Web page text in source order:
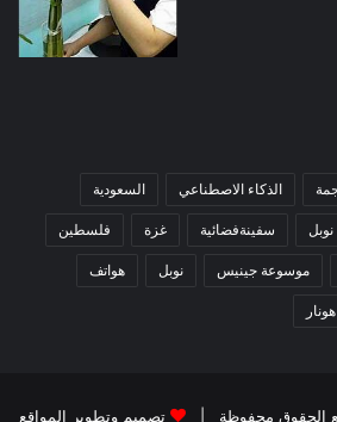
الذكاء الاصطناعي السعودية
سفينةفضائية غزة فلسطين
موسوعة جينيس نوبل هواتف
هونار
تصميم وتطوير المواقع